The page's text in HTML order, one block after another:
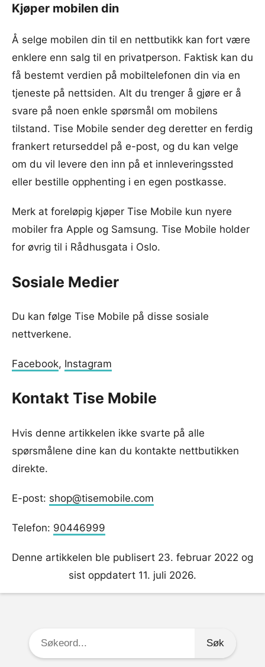
Kjøper mobilen din
Å selge mobilen din til en nettbutikk kan fort være
enklere enn salg til en privatperson. Faktisk kan du
få bestemt verdien på mobiltelefonen din via en
tjeneste på nettsiden. Alt du trenger å gjøre er å
svare på noen enkle spørsmål om mobilens
tilstand. Tise Mobile sender deg deretter en ferdig
frankert returseddel på e-post, og du kan velge
om du vil levere den inn på et innleveringssted
eller bestille opphenting i en egen postkasse.
Merk at foreløpig kjøper Tise Mobile kun nyere
mobiler fra Apple og Samsung. Tise Mobile holder
for øvrig til i Rådhusgata i Oslo.
Sosiale Medier
Du kan følge Tise Mobile på disse sosiale
nettverkene.
Facebook, Instagram
Kontakt Tise Mobile
Hvis denne artikkelen ikke svarte på alle
spørsmålene dine kan du kontakte nettbutikken
direkte.
E-post: shop@tisemobile.com
Telefon: 90446999
Denne artikkelen ble publisert 23. februar 2022 og
sist oppdatert 11. juli 2026.
Søkeord: